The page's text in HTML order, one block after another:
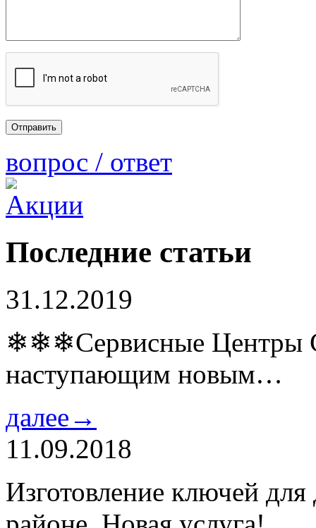
вопрос / ответ
Последние статьи
31.12.2019
❄❄❄Сервисные Центры
наступающим новым…
далее→
11.09.2018
Изготовление ключей